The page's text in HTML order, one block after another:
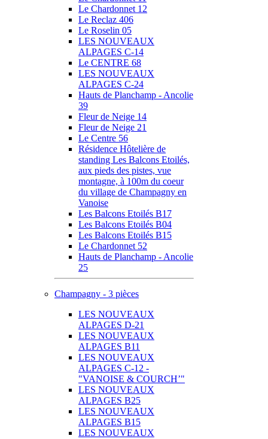
Le Chardonnet 12
Le Reclaz 406
Le Roselin 05
LES NOUVEAUX
ALPAGES C-14
Le CENTRE 68
LES NOUVEAUX
ALPAGES C-24
Hauts de Planchamp - Ancolie
39
Fleur de Neige 14
Fleur de Neige 21
Le Centre 56
Résidence Hôtelière de
standing Les Balcons Etoilés,
aux pieds des pistes, vue
montagne, à 100m du coeur
du village de Champagny en
Vanoise
Les Balcons Etoilés B17
Les Balcons Etoilés B04
Les Balcons Etoilés B15
Le Chardonnet 52
Hauts de Planchamp - Ancolie
25
Champagny - 3 pièces
LES NOUVEAUX
ALPAGES D-21
LES NOUVEAUX
ALPAGES B11
LES NOUVEAUX
ALPAGES C-12 -
"VANOISE & COURCH’"
LES NOUVEAUX
ALPAGES B25
LES NOUVEAUX
ALPAGES B15
LES NOUVEAUX